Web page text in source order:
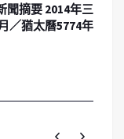
聞摘要 2014年三
／猶太曆5774年